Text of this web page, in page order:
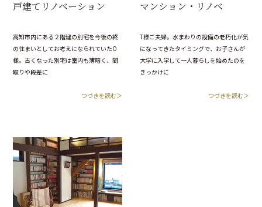
戸建てリノベーション
高知市内にある２階建の別宅を今後の終
の住まいとしてお考えになられていたO
様。古くなった別宅は室内も薄暗く、間
取りや段差に
つづきを読む＞
マンション・リノベ
T様ご夫婦。水まわりの設備の老朽化が気
になってきたタイミングで、お子さんが
大学に入学して一人暮らしを始めたのを
きっかけに
つづきを読む＞